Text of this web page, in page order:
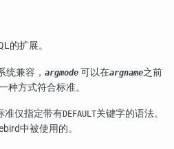
的扩展。
统兼容， argmode 可以在argname之前
种方式符合标准。
准仅指定带有DEFAULT关键字的语法。
中被使用的。